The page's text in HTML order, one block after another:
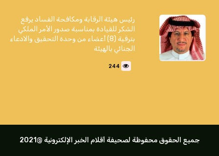
رئيس هيئة الرقابة ومكافحة الفساد يرفع
الشكر للقيادة بمناسبة صدور الأمر الملكي
بترقية (8) أعضاء من وحدة التحقيق والادعاء
الجنائي بالهيئة
244
جميع الحقوق محفوظة لصحيفة أقلام الخبر الإلكترونية @2021